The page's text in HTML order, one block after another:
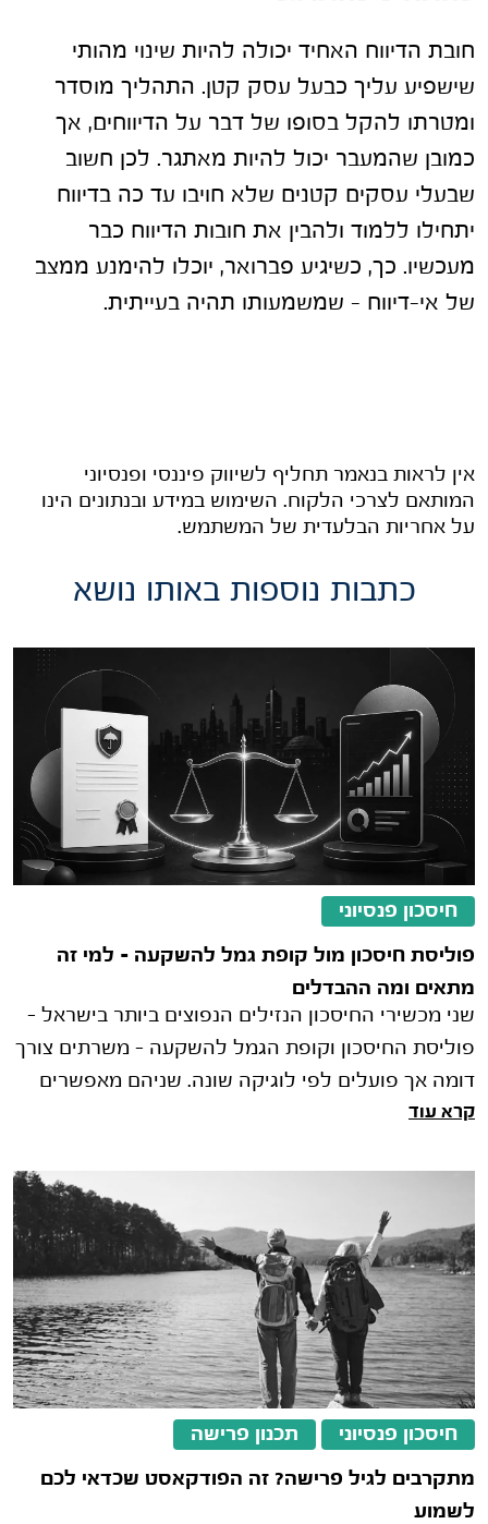
חובת הדיווח האחיד יכולה להיות שינוי מהותי
שישפיע עליך כבעל עסק קטן. התהליך מוסדר
ומטרתו להקל בסופו של דבר על הדיווחים, אך
כמובן שהמעבר יכול להיות מאתגר. לכן חשוב
שבעלי עסקים קטנים שלא חויבו עד כה בדיווח
יתחילו ללמוד ולהבין את חובות הדיווח כבר
מעכשיו. כך, כשיגיע פברואר, יוכלו להימנע ממצב
של אי-דיווח – שמשמעותו תהיה בעייתית.
אין לראות בנאמר תחליף לשיווק פיננסי ופנסיוני
המותאם לצרכי הלקוח. השימוש במידע ובנתונים הינו
על אחריות הבלעדית של המשתמש.
כתבות נוספות באותו נושא
חיסכון פנסיוני
פוליסת חיסכון מול קופת גמל להשקעה – למי זה
מתאים ומה ההבדלים
שני מכשירי החיסכון הנזילים הנפוצים ביותר בישראל -
פוליסת החיסכון וקופת הגמל להשקעה - משרתים צורך
דומה אך פועלים לפי לוגיקה שונה. שניהם מאפשרים
לחסוך כסף שניתן למשוך �
קרא עוד
חיסכון פנסיוני תכנון פרישה
מתקרבים לגיל פרישה? זה הפודקאסט שכדאי לכם
לשמוע